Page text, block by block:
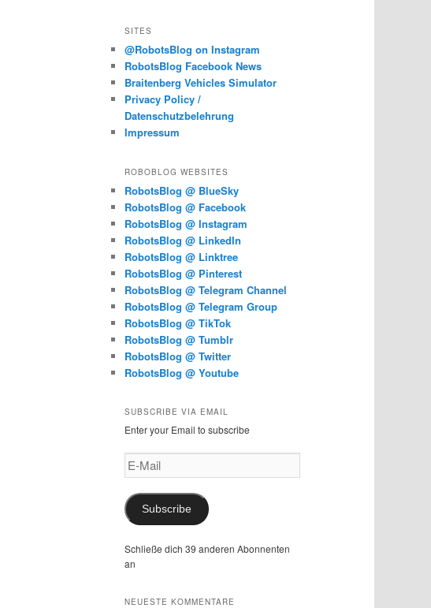
SITES
@RobotsBlog on Instagram
RobotsBlog Facebook News
Braitenberg Vehicles Simulator
Privacy Policy /
Datenschutzbelehrung
Impressum
ROBOBLOG WEBSITES
RobotsBlog @ BlueSky
RobotsBlog @ Facebook
RobotsBlog @ Instagram
RobotsBlog @ LinkedIn
RobotsBlog @ Linktree
RobotsBlog @ Pinterest
RobotsBlog @ Telegram Channel
RobotsBlog @ Telegram Group
RobotsBlog @ TikTok
RobotsBlog @ Tumblr
RobotsBlog @ Twitter
RobotsBlog @ Youtube
SUBSCRIBE VIA EMAIL
Enter your Email to subscribe
E-
Mail
Subscribe
Schließe dich 39 anderen Abonnenten
an
NEUESTE KOMMENTARE